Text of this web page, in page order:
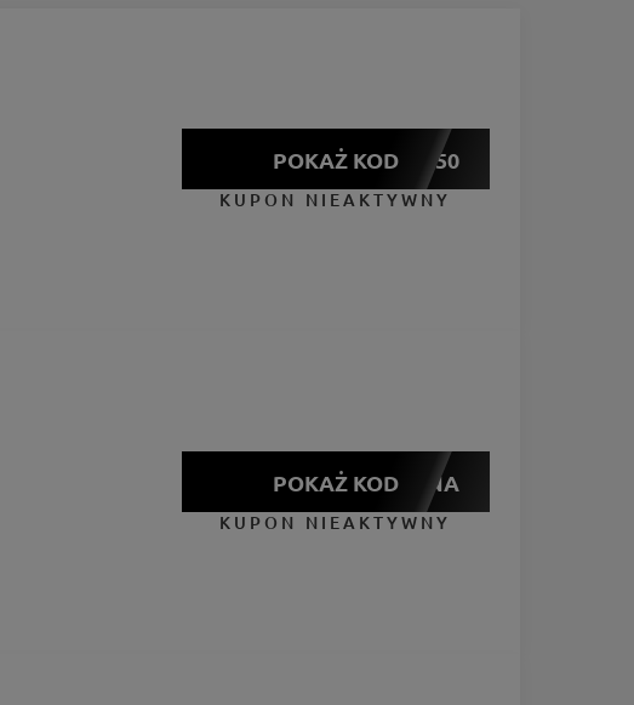
POKAŻ KODSPORT50
KUPON NIEAKTYWNY
POKAŻ KODWIOSNA
KUPON NIEAKTYWNY